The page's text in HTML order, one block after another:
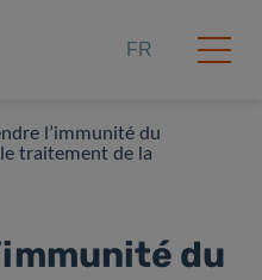
FR
l’immunité du
traitement de la
du